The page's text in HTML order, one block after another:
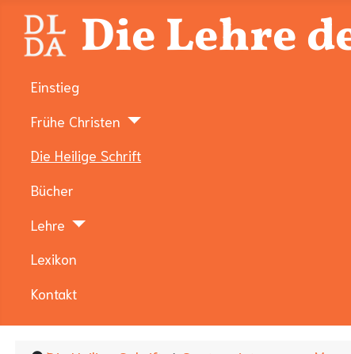
Die Lehre
Einstieg
Frühe Christen
Die Heilige Schrift
Bücher
Lehre
Lexikon
Kontakt